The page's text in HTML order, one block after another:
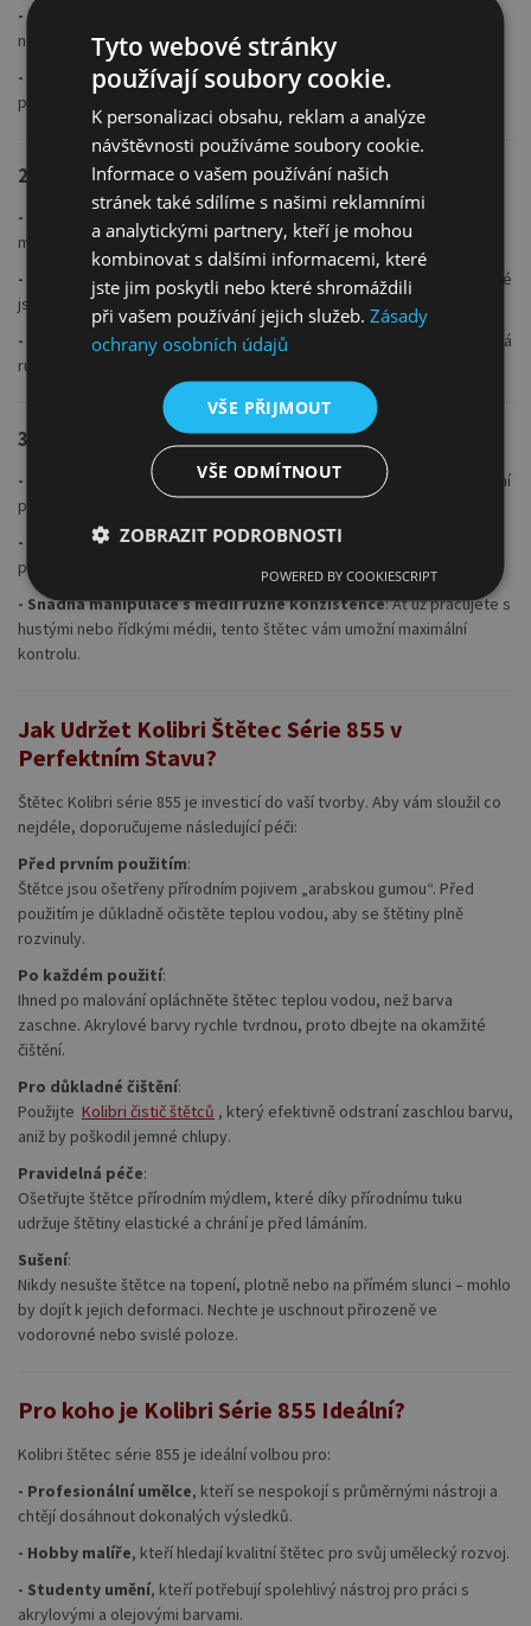
- Precizní kontrola nad tahy
: Ať už se zaměřujete na jemné detaily
nebo silné linie, štětec vám umožní maximální přesnost.
- Přirozená absorpce barev: Štětec nasaje právě tolik barvy, kolik
potřebujete, a rovnoměrně ji uvolňuje
2. Dokonalý Design pro Pohodlí Umělce
- Kulatý tvar štětin
míchání barev po přesné linie.
- Ponikované kování
: Zajišťuje pevné a odolné uchycení štětin, které
jsou chráněny proti korozi.
- Dlouhá lakovaná rukojeť v třešňové barvě
: Ergonomická a krásná
rukojeť, která zajistí pohodlí při dlouhých malířských seancích.
3. Všestrannost pro Olej a Akryl
- Hladké míchání a vrstvení barev: Kolibri štětec série 855 je ideální
pro práci s akrylovými i olejovými barvami.
- Jemné přechody a detaily: Perfektní pro vytváření jemných
přechodů mezi barvami a precizních detailů.
- Snadná manipulace s médii různé konzistence: Ať už pracujete s
hustými nebo řídkými médii, tento štětec vám umožní maximální
kontrolu.
Jak Udržet Kolibri Štětec Série 855 v
Perfektním Stavu?
Štětec Kolibri série 855 je investicí do vaší tvorby. Aby vám sloužil co
nejdéle, doporučujeme následující péči:
Před prvním použitím:
Štětce jsou ošetřeny přírodním pojivem „arabskou gumou“. Před
použitím je důkladně očistěte teplou vodou, aby se štětiny plně
rozvinuly.
Po každém použití:
Ihned po malování opláchněte štětec teplou vodou, než barva
zaschne. Akrylové barvy rychle tvrdnou, proto dbejte na okamžité
čištění.
Pro důkladné čištění:
Použijte Kolibri čistič štětců , který efektivně odstraní zaschlou barvu,
aniž by poškodil jemné chlupy.
Pravidelná péče:
Ošetřujte štětce přírodním mýdlem, které díky přírodnímu tuku
udržuje štětiny elastické a chrání je před lámáním.
Sušení:
Nikdy nesušte štětce na topení, plotně nebo na přímém slunci – mohlo
by dojít k jejich deformaci. Nechte je uschnout přirozeně ve
vodorovné nebo svislé poloze.
Pro koho je Kolibri Série 855 Ideální?
Kolibri štětec série 855 je ideální volbou pro:
- Profesionální umělce, kteří se nespokojí s průměrnými nástroji a
chtějí dosáhnout dokonalých výsledků.
- Hobby malíře, kteří hledají kvalitní štětec pro svůj umělecký rozvoj.
- Studenty umění, kteří potřebují spolehlivý nástroj pro práci s
akrylovými a olejovými barvami.
Tyto webové stránky
používají soubory cookie.
K personalizaci obsahu, reklam a analýze
návštěvnosti používáme soubory cookie.
Informace o vašem používání našich
stránek také sdílíme s našimi reklamními
a analytickými partnery, kteří je mohou
kombinovat s dalšími informacemi, které
jste jim poskytli nebo které shromáždili
při vašem používání jejich služeb.Zásady
ochrany osobních údajů
VŠE PŘIJMOUT
VŠE ODMÍTNOUT
ZOBRAZIT PODROBNOSTI
POWERED BY COOKIESCRIPT